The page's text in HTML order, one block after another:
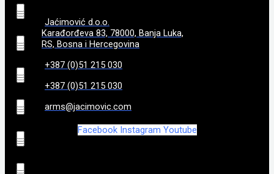
700(0)
710(0)
(0)
7 + 1(0)
3,1 kg(0)
3,10(0)
119 cm (46.9 in)(0)
1192(0)
170(0)
Jaćimović d.o.o.
Karađorđeva 83, 78000, Banja Luka,
RS, Bosna i Hercegovina
+387 (0)51 215 030
+387 (0)51 215 030
arms@jacimovic.com
Facebook Instagram Youtube